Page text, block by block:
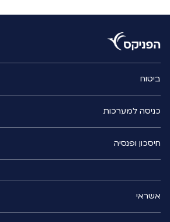
ביטוח
כניסה למערכות
חיסכון ופנסיה
אשראי